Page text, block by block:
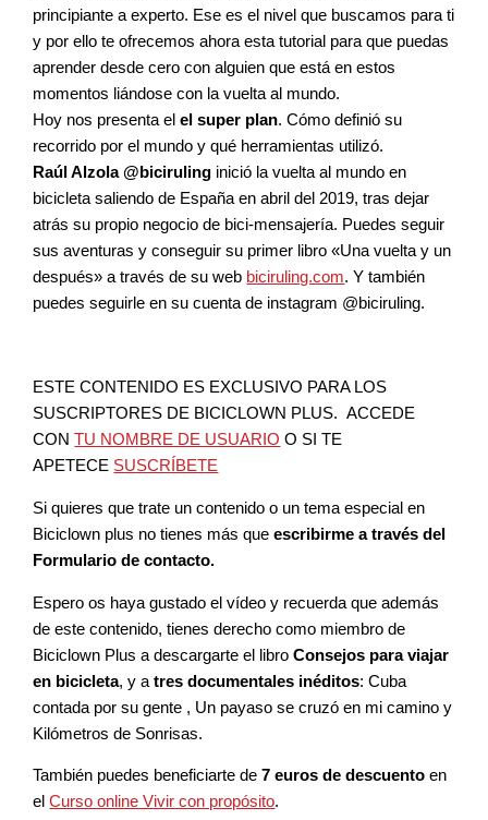
principiante a experto. Ese es el nivel que buscamos para ti
y por ello te ofrecemos ahora esta tutorial para que puedas
aprender desde cero con alguien que está en estos
momentos liándose con la vuelta al mundo.
Hoy nos presenta elel super plan. Cómo definió su
recorrido por el mundo y qué herramientas utilizó.
Raúl Alzola @biciruling inició la vuelta al mundo en
bicicleta saliendo de España en abril del 2019, tras dejar
atrás su propio negocio de bici-mensajería. Puedes seguir
sus aventuras y conseguir su primer libro «Una vuelta y un
después» a través de su web biciruling.com. Y también
puedes seguirle en su cuenta de instagram @biciruling.
ESTE CONTENIDO ES EXCLUSIVO PARA LOS
SUSCRIPTORES DE BICICLOWN PLUS. ACCEDE
CONTU NOMBRE DE USUARIO O SI TE
APETECE SUSCRÍBETE
Si quieres que trate un contenido o un tema especial en
Biciclown plus no tienes más queescribirme a través del
Formulario de contacto.
Espero os haya gustado el vídeo y recuerda que además
de este contenido, tienes derecho como miembro de
Biciclown Plus a descargarte el libroConsejos para viajar
en bicicleta, y atres documentales inéditos: Cuba
contada por su gente , Un payaso se cruzó en mi camino y
Kilómetros de Sonrisas.
También puedes beneficiarte de 7 euros de descuento en
elCurso online Vivir con propósito.